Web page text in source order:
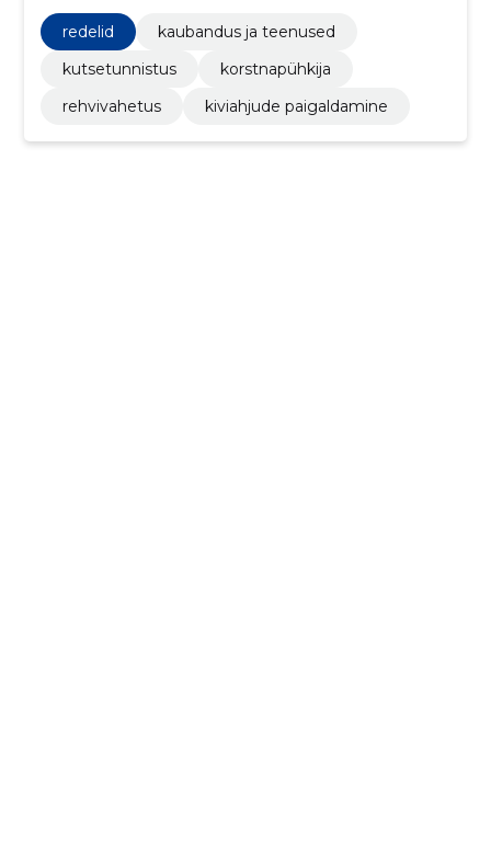
redelid
kaubandus ja teenused
kutsetunnistus
korstnapühkija
rehvivahetus
kiviahjude paigaldamine